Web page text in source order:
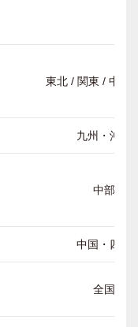
東北 / 関東 / 中部
九州・沖縄
中部
中国・四国
全国